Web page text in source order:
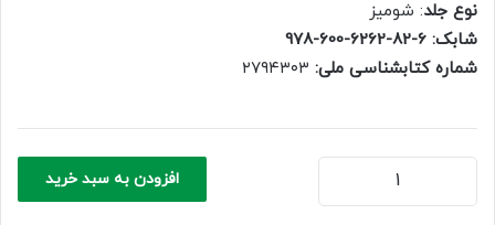
نوع جلد: شومیز
شابک: 6-82-6262-600-978
شماره کتابشناسی ملی:
تخته
(جلد2)
افزودن به سبد خرید